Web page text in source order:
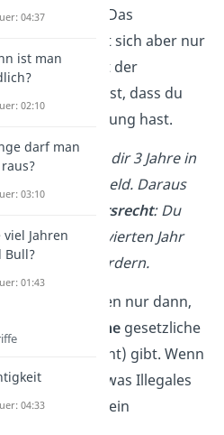
Recht. Das
ergibt sich aber nur
die Mehrheit der
der Meinung ist, dass du
zu einer Handlung hast.
Dein Chef zahlt dir 3 Jahre in
€ Weihnachtsgeld. Daraus
Gewohnheitsrecht: Du
auch im vierten Jahr
fordern.
gelten nur dann,
schriftliche gesetzliche
(gesetztes Recht) gibt. Wenn
wieder etwas Illegales
sich daraus kein
04:37
ist man
02:10
darf man
03:10
viel Jahren
Bull?
01:43
04:33